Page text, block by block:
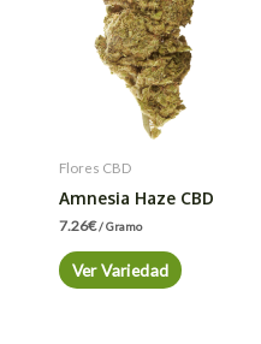
Flores CBD
Amnesia Haze CBD
7.26€/ Gramo
Ver Variedad